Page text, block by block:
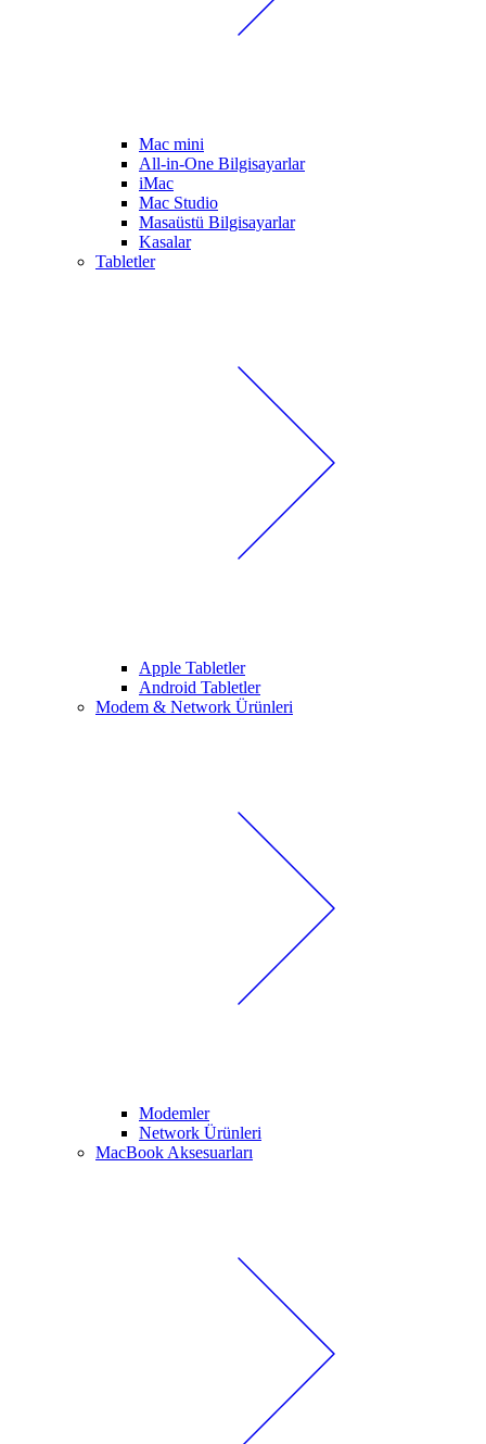
Mac mini
All-in-One Bilgisayarlar
iMac
Mac Studio
Masaüstü Bilgisayarlar
Kasalar
Tabletler
Apple Tabletler
Android Tabletler
Modem & Network Ürünleri
Modemler
Network Ürünleri
MacBook Aksesuarları